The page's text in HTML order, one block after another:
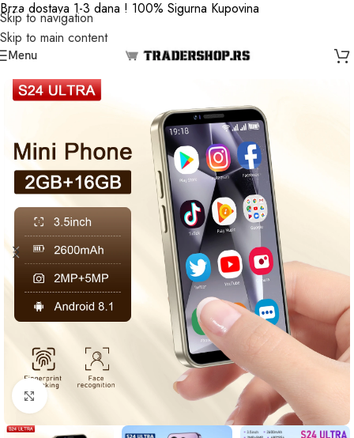
Skip to navigation
Skip to main content
Brza dostava 1-3 dana ! 100% Sigurna Kupovina
Menu